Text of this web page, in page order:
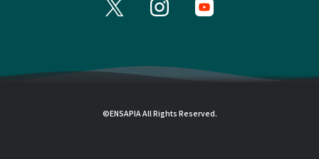
情
©ENSAPIA All Rights Reserved.